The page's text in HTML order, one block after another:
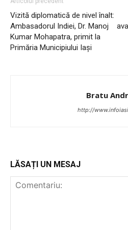
PUBLICĂ GRATUIT
Publică gratuit anunțul tău!
Vizită diplomatică de nivel înalt:
Ambasadorul Indiei, Dr. Manoj
Kumar Mohapatra, primit la
Primăria Municipiului Iași
Bratu
http://
LĂSAȚI UN MESAJ